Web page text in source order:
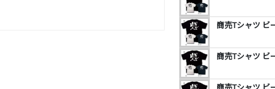
商売Tシャツ ビ
商売Tシャツ ビ